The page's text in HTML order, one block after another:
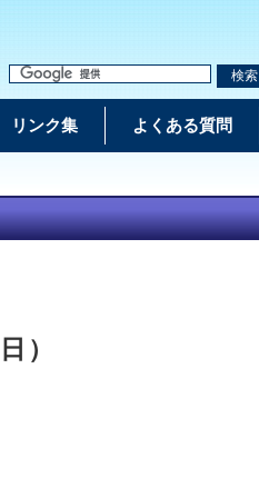
検索
リンク集 よくある質問
）